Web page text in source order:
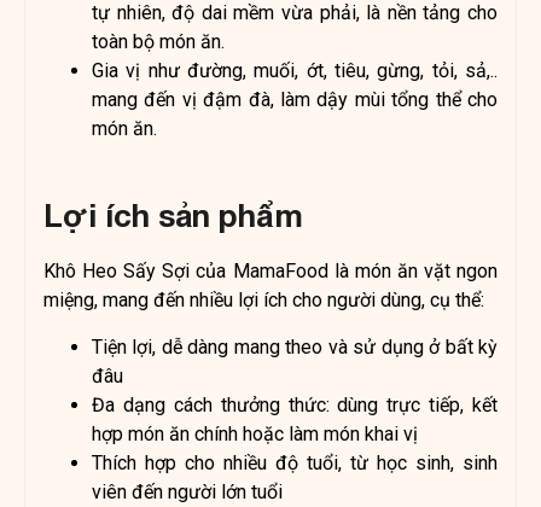
tự nhiên, độ dai mềm vừa phải, là nền tảng cho
toàn bộ món ăn.
Gia vị như đường, muối, ớt, tiêu, gừng, tỏi, sả,..
mang đến vị đậm đà, làm dậy mùi tổng thể cho
món ăn.
Lợi ích sản phẩm
Khô Heo Sấy Sợi của MamaFood là món ăn vặt ngon
miệng, mang đến nhiều lợi ích cho người dùng, cụ thể:
Tiện lợi, dễ dàng mang theo và sử dụng ở bất kỳ
đâu
Đa dạng cách thưởng thức: dùng trực tiếp, kết
hợp món ăn chính hoặc làm món khai vị
Thích hợp cho nhiều độ tuổi, từ học sinh, sinh
viên đến người lớn tuổi